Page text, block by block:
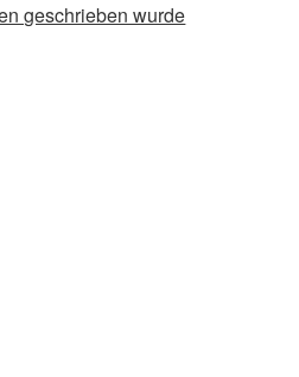
geschrieben wurde